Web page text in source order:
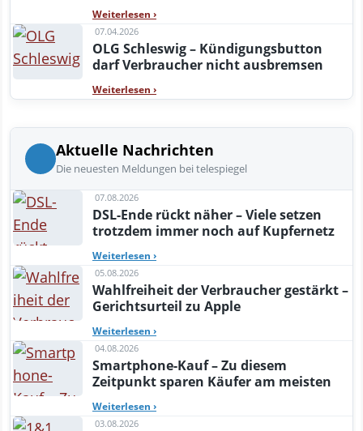
Weiterlesen ›
07.04.2026
OLG Schleswig – Kündigungsbutton
darf Verbraucher nicht ausbremsen
Weiterlesen ›
Aktuelle Nachrichten
Die neuesten Meldungen bei telespiegel
07.08.2026
DSL-Ende rückt näher – Viele setzen
trotzdem immer noch auf Kupfernetz
Weiterlesen ›
05.08.2026
Wahlfreiheit der Verbraucher gestärkt –
Gerichtsurteil zu Apple
Weiterlesen ›
04.08.2026
Smartphone-Kauf – Zu diesem
Zeitpunkt sparen Käufer am meisten
Weiterlesen ›
03.08.2026